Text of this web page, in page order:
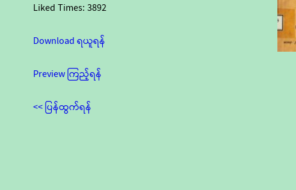
Liked Times: 3892
Download ရယူရန်
Preview ကြည့်ရန်
<< ပြန်ထွက်ရန်